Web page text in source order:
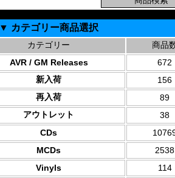
▼ カテゴリー商品選択
カテゴリー
商品
AVR / GM Releases
672
新入荷
156
再入荷
89
アウトレット
38
CDs
MCDs
2538
Vinyls
114